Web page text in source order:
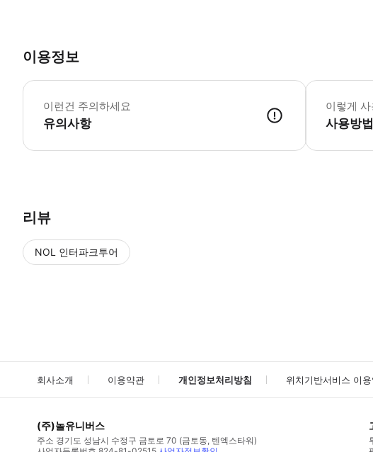
이용정보
이런건 주의하세요
유의사항
- 타롱가 동물원
이렇게
사용방법
리뷰
NOL 인터파크투어
회사소개 이용약관 개인정보처리방침 위치기반서비스 이
(주)놀유니버스
주소 경기도 성남시 수정구 금토로 70 (금토동, 텐엑스타워)